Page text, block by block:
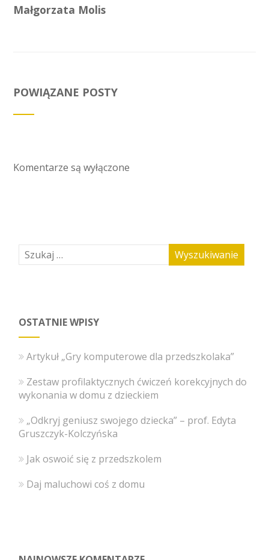
Małgorzata Molis
POWIĄZANE POSTY
Komentarze są wyłączone
OSTATNIE WPISY
Artykuł „Gry komputerowe dla przedszkolaka”
Zestaw profilaktycznych ćwiczeń korekcyjnych do
wykonania w domu z dzieckiem
„Odkryj geniusz swojego dziecka” – prof. Edyta
Gruszczyk-Kolczyńska
Jak oswoić się z przedszkolem
Daj maluchowi coś z domu